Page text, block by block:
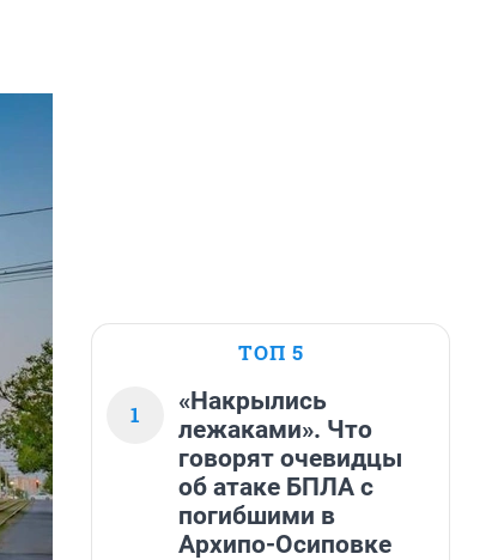
ТОП 5
1
«Накрылись
лежаками». Что
говорят очевидцы
об атаке БПЛА с
погибшими в
Архипо-Осиповке